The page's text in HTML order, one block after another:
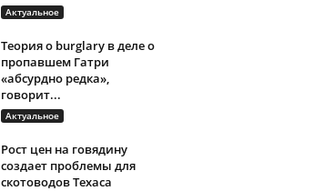
Актуальное
Теория о burglary в деле о
пропавшем Гатри
«абсурдно редка»,
говорит...
Актуальное
Рост цен на говядину
создает проблемы для
скотоводов Техаса